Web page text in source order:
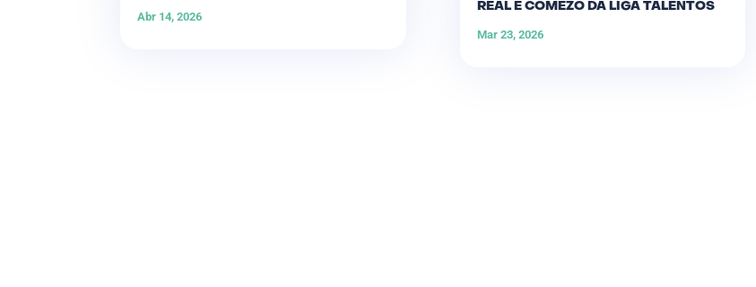
Abr 14, 2026
REAL E COMEZO DA LIGA TALENTOS
Mar 23, 2026